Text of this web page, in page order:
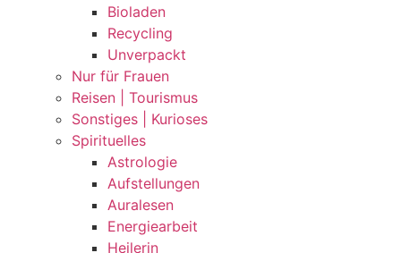
Bioladen
Recycling
Unverpackt
Nur für Frauen
Reisen | Tourismus
Sonstiges | Kurioses
Spirituelles
Astrologie
Aufstellungen
Auralesen
Energiearbeit
Heilerin